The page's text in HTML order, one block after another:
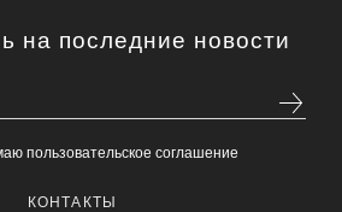
на последние новости
пользовательское соглашение
КОНТАКТЫ